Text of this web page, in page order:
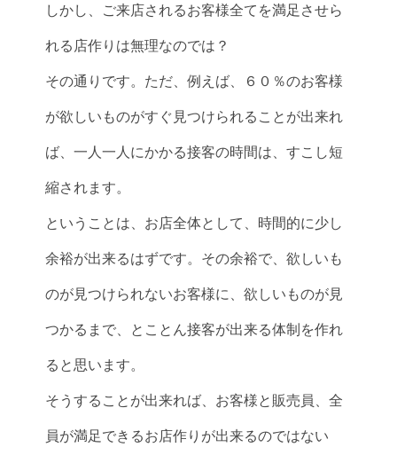
しかし、ご来店されるお客様全てを満足させら
れる店作りは無理なのでは？
その通りです。ただ、例えば、６０％のお客様
が欲しいものがすぐ見つけられることが出来れ
ば、一人一人にかかる接客の時間は、すこし短
縮されます。
ということは、お店全体として、時間的に少し
余裕が出来るはずです。その余裕で、欲しいも
のが見つけられないお客様に、欲しいものが見
つかるまで、とことん接客が出来る体制を作れ
ると思います。
そうすることが出来れば、お客様と販売員、全
員が満足できるお店作りが出来るのではない